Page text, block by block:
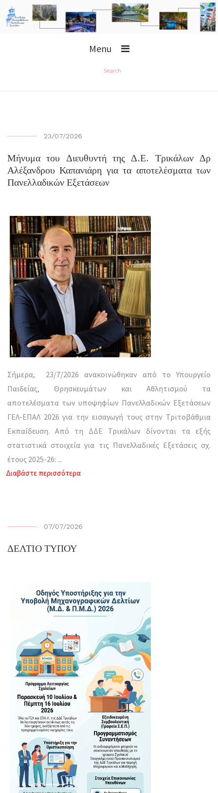
Menu
Search
23/07/2026
Μήνυμα του Διευθυντή της Δ.Ε. Τρικάλων Δρ
Αλέξανδρου Καπανιάρη για τα αποτελέσματα των
Πανελλαδικών Εξετάσεων
Σήμερα, 23/7/2026 ανακοινώθηκαν από το Υπουργείο
Παιδείας, Θρησκευμάτων και Αθλητισμού τα
αποτελέσματα των υποψηφίων Πανελλαδικών Εξετάσεων
ΓΕΛ-ΕΠΑΛ 2026 για την εισαγωγή τους στην Τριτοβάθμια
Εκπαίδευση. Από τη ΔΔΕ Τρικάλων δίνονται τα εξής
στατιστικά στοιχεία για τις Πανελλαδικές Εξετάσεις σχ.
έτους 2025-26: ...
Διαβάστε περισσότερα
07/07/2026
ΔΕΛΤΙΟ ΤΥΠΟΥ